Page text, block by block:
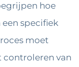
hoe
specifiek
moet
controleren van